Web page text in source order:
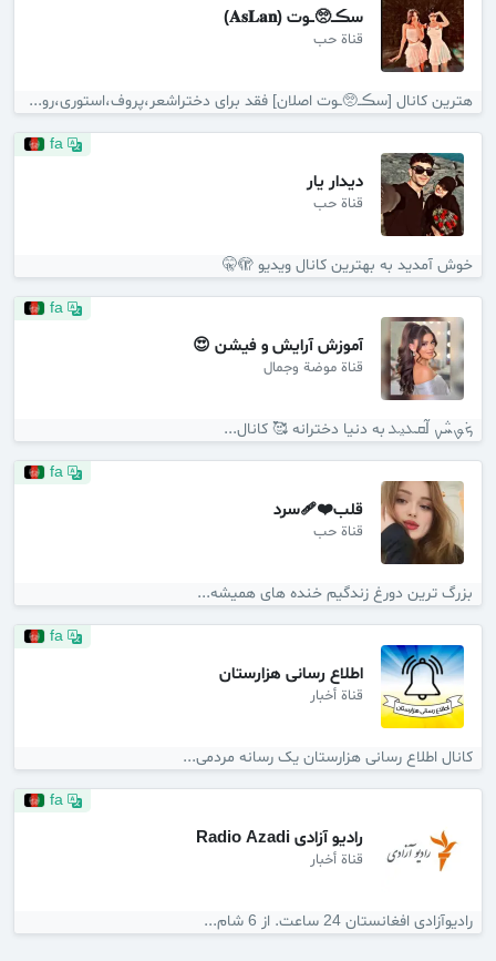
سڪــ🥺ــوت (𝐀𝐬𝐋𝐚𝐧)
قناة حب
هترین کانال [سڪــ🥺ــوت اصلان] فقد برای دختراشعر،پروف،استوری،رومان،داستان...
دیدار یار
قناة حب
خوش آمدید به بهترین کانال ویدیو 🫣🤫
آموزش آرایش و فیشن 😍
قناة موضة وجمال
ܟܿࡐ‌ܚ݅ࡍ ߊ߬ܩܥ‌‌ࡅ࡙ܥ‌‌ به دنیا دخترانه 🥰 کانال...
قلب❤‍🩹سرد
قناة حب
بزرگ ترین دورغ زندگیم خنده های همیشه...
اطلاع رسانی هزارستان
قناة أخبار
کانال اطلاع رسانی هزارستان یک رسانه مردمی...
رادیو آزادی Radio Azadi
قناة أخبار
رادیوآزادی افغانستان 24 ساعت. از 6 شام...